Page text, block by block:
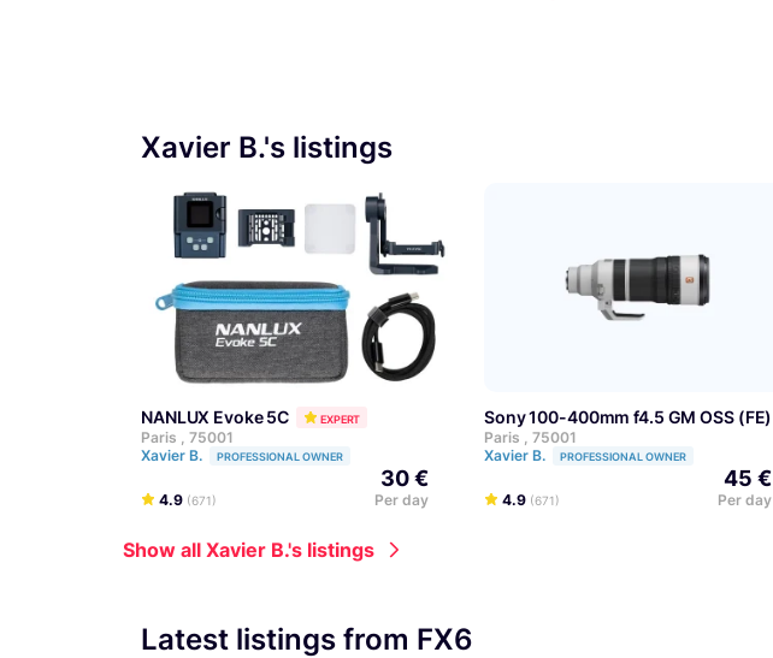
Xavier B.'s listings
NANLUX Evoke 5C EXPERT
Paris , 75001
Xavier B.
PROFESSIONAL OWNER
4.9 (671)
30 €
Per day
Sony 100-400mm f4.5 GM OSS (FE)
Paris , 75001
Xavier B.
PROFESSIONAL OWNER
4.9 (671)
45 €
Per day
Show all Xavier B.'s listings
Latest listings from FX6